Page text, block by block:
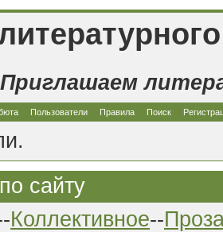
Приглашаем
Пользователи Правила Поиск
сайту
Коллективное--